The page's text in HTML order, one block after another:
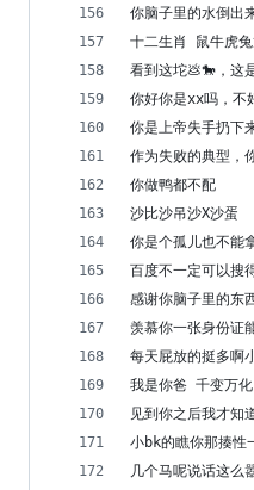
你脑子里的水倒出
十二生肖 鼠牛虎
看到这坨💩🐎，这
你好你是xx吗，不
你是上帝失手扔下
作为失败的典型，
你做鸭都不配
沙比沙吊沙X沙蛋
你是个孤儿也不能
百度不一定可以搜
感谢你脑子里的东
羡慕你一张身份证
每天屁放的挺多啊
我是你爸 千变万化
见到你之后我才知
小bk的瞧你那揍性
几个马呢说话这么